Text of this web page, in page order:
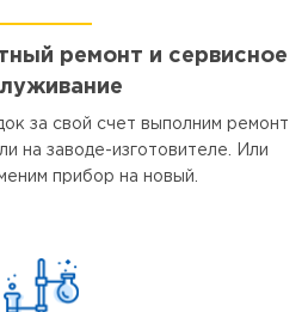
ремонт и сервисное
за свой счет выполним ремонт
на заводе-изготовителе. Или
прибор на новый.